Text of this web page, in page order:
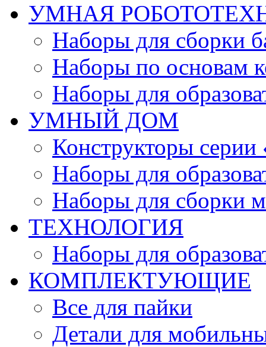
УМНАЯ
Наборы для сборки
Наборы по основам
Наборы для
УМНЫЙ ДОМ
Конструкторы
Наборы для
Наборы для сборки
ТЕХНОЛОГИЯ
Наборы для
КОМПЛЕКТУЮЩИЕ
Все для пайки
Детали для